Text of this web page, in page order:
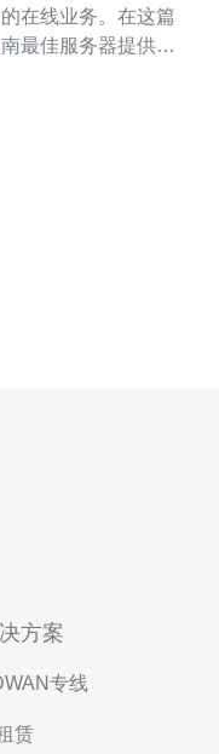
在线业务。在这篇
最佳服务器提供商
案，包括共享主
方案
专线
赁